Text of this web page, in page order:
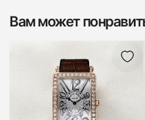
Вам может